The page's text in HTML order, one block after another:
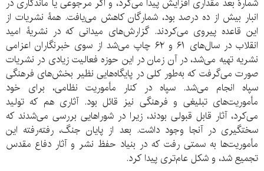
شمارۀ بعد مقداری افزایش پیدا می‌کرد، و اگر مرجوعی یا ماندگاری در
انبار بیش از ده درصد بود، شمارگان کاهش می‌یافت. همۀ نشریات از
این قاعده پیروی می‌کردند. گزارش‌های میدانی که در نشریۀ امید
انقلاب در سال‌های ۶۱ و ۶۲ چاپ می‌شد از سوی خبرنگاران اعزامی
نشریه تهیه می‌شد، در آن زمان در این حوزه فعالیت زیادی در نشریات
صورت می‌گرفت که به‌طور کلی در پایگاه‌هایی نظیر بخش‌های فرهنگی
سپاه انجام می‌شد. سپاه در کنار مأموریت نظامی، برای خود
مأموریت‌های تبلیغی و فرهنگی نیز قائل بود. آثاری هم که تولید
می‌کرد، آثار قابل قبولی بودند، زیرا در شوراهایی بررسی می‌شدند که
سختگیری در آنجا وجود داشت. بعد از پایان جنگ، رفته‌رفته این
مأموریت‌ها به سمتی رفت که در بنیاد حفظ نشر و آثار دفاع مقدس
تجمیع شد، و شکل عام‌تری پیدا کرد.